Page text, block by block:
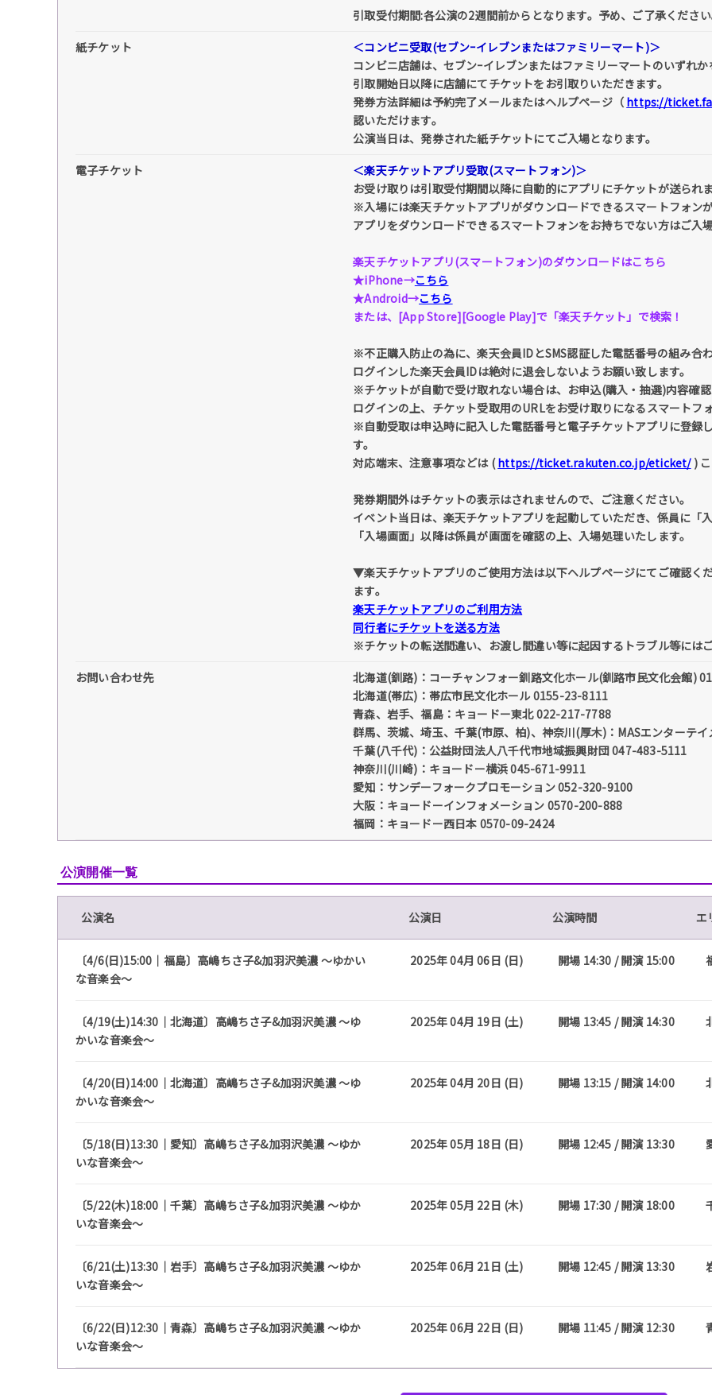
引取受付期間:各公演の2週間前からとなります。予め、ご了承くださ
紙チケット
＜コンビニ受取(セブンｰイレブンまたはファミリーマート)＞
コンビニ店舗は、セブンｰイレブンまたはファミリーマートのいずれ
引取開始日以降に店舗にてチケットをお引取りいただきます。
発券方法詳細は予約完了メールまたはヘルプページ（ https://
認いただけます。
公演当日は、発券された紙チケットにてご入場となります。
電子チケット
＜楽天チケットアプリ受取(スマートフォン)＞
お受け取りは引取受付期間以降に自動的にアプリにチケットが送られ
※入場には楽天チケットアプリがダウンロードできるスマートフォン
アプリをダウンロードできるスマートフォンをお持ちでない方はご入
楽天チケットアプリ(スマートフォン)のダウンロードはこちら
★iPhone→こちら
★Android→こちら
または、[App Store][Google Play]で「楽天チケット」で検索！
※不正購入防止の為に、楽天会員IDとSMS認証した電話番号の組み合
ログインした楽天会員IDは絶対に退会しないようお願い致します。
※チケットが自動で受け取れない場合は、お申込(購入・抽選)内容確
ログインの上、チケット受取用のURLをお受け取りになるスマートフ
※自動受取は申込時に記入した電話番号と電子チケットアプリに登録
す。
対応端末、注意事項などは (https://ticket.rakuten.co.jp/eticket/)
発券期間外はチケットの表示はされませんので、ご注意ください。
イベント当日は、楽天チケットアプリを起動していただき、係員に「
「入場画面」以降は係員が画面を確認の上、入場処理いたします。
▼楽天チケットアプリのご使用方法は以下ヘルプページにてご確認く
ます。
楽天チケットアプリのご利用方法
同行者にチケットを送る方法
※チケットの転送間違い、お渡し間違い等に起因するトラブル等には
お問い合わせ先
北海道(釧路)：コーチャンフォー釧路文化ホール(釧路市民文化会館)
北海道(帯広)：帯広市民文化ホール 0155-23-8111
青森、岩手、福島：キョードー東北 022-217-7788
群馬、茨城、埼玉、千葉(市原、柏)、神奈川(厚木)：MASエンターテ
千葉(八千代)：公益財団法人八千代市地域振興財団 047-483-5111
神奈川(川崎)：キョードー横浜 045-671-9911
愛知：サンデーフォークプロモーション 052-320-9100
大阪：キョードーインフォメーション 0570-200-888
福岡：キョードー西日本 0570-09-2424
公演開催一覧
公演名 公演日 公演時間 エ
〔4/6(日)15:00｜福島〕高嶋ちさ子&加羽沢美濃 〜ゆかい
な音楽会〜
2025年 04月 06日 (日) 開場 14:30 / 開演 15:00
〔4/19(土)14:30｜北海道〕高嶋ちさ子&加羽沢美濃 〜ゆ
かいな音楽会〜
2025年 04月 19日 (土) 開場 13:45 / 開演 14:30
〔4/20(日)14:00｜北海道〕高嶋ちさ子&加羽沢美濃 〜ゆ
かいな音楽会〜
2025年 04月 20日 (日) 開場 13:15 / 開演 14:00
〔5/18(日)13:30｜愛知〕高嶋ちさ子&加羽沢美濃 〜ゆか
いな音楽会〜
2025年 05月 18日 (日) 開場 12:45 / 開演 13:30
〔5/22(木)18:00｜千葉〕高嶋ちさ子&加羽沢美濃 〜ゆか
いな音楽会〜
2025年 05月 22日 (木) 開場 17:30 / 開演 18:00
〔6/21(土)13:30｜岩手〕高嶋ちさ子&加羽沢美濃 〜ゆか
いな音楽会〜
2025年 06月 21日 (土) 開場 12:45 / 開演 13:30
〔6/22(日)12:30｜青森〕高嶋ちさ子&加羽沢美濃 〜ゆか
いな音楽会〜
2025年 06月 22日 (日) 開場 11:45 / 開演 12:30